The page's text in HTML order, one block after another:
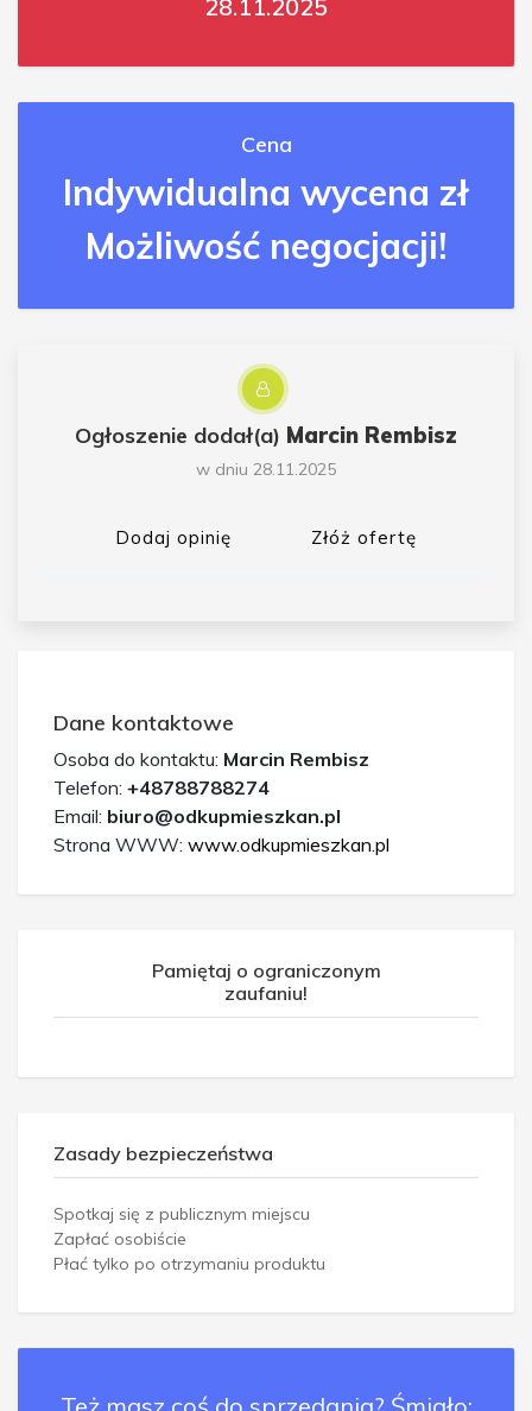
28.11.2025
Cena
Indywidualna wycena zł
Możliwość negocjacji!
Ogłoszenie dodał(a) Marcin Rembisz
w dniu 28.11.2025
Dodaj opinię Złóż ofertę
Dane kontaktowe
Osoba do kontaktu: Marcin Rembisz
Telefon: +48788788274
Email: biuro@odkupmieszkan.pl
Strona WWW: www.odkupmieszkan.pl
Pamiętaj o ograniczonym
zaufaniu!
Zasady bezpieczeństwa
Spotkaj się z publicznym miejscu
Zapłać osobiście
Płać tylko po otrzymaniu produktu